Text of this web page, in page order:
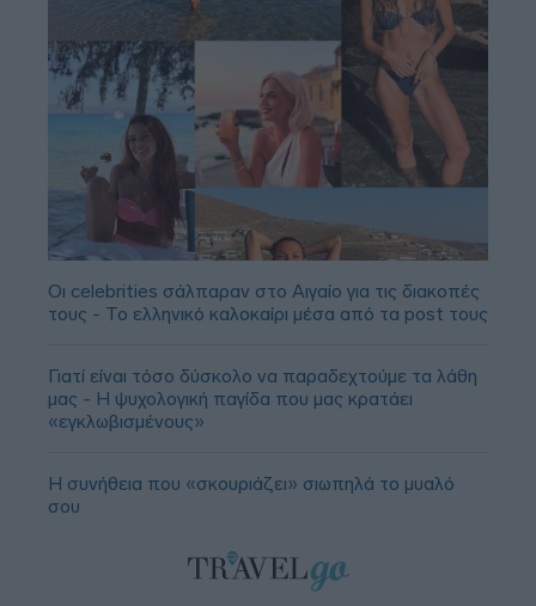
Οι celebrities σάλπαραν στο Αιγαίο για τις διακοπές
τους - Το ελληνικό καλοκαίρι μέσα από τα post τους
Γιατί είναι τόσο δύσκολο να παραδεχτούμε τα λάθη
μας - Η ψυχολογική παγίδα που μας κρατάει
«εγκλωβισμένους»
Η συνήθεια που «σκουριάζει» σιωπηλά το μυαλό
σου